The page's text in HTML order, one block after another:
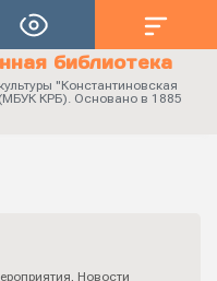
библиотека
"Константиновская
КРБ). Основано в 1885
, Новости